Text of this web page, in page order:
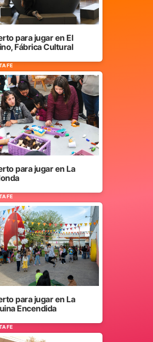
para jugar en El
Fábrica Cultural
FE
para jugar en La
FE
para jugar en La
Encendida
FE